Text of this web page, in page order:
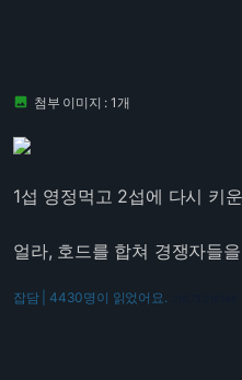
 첨부 이미지 : 1개
1섭 영정먹고 2섭에 다시 키
얼라, 호드를 합쳐 경쟁자들
잡담 | 4430명이 읽었어요.